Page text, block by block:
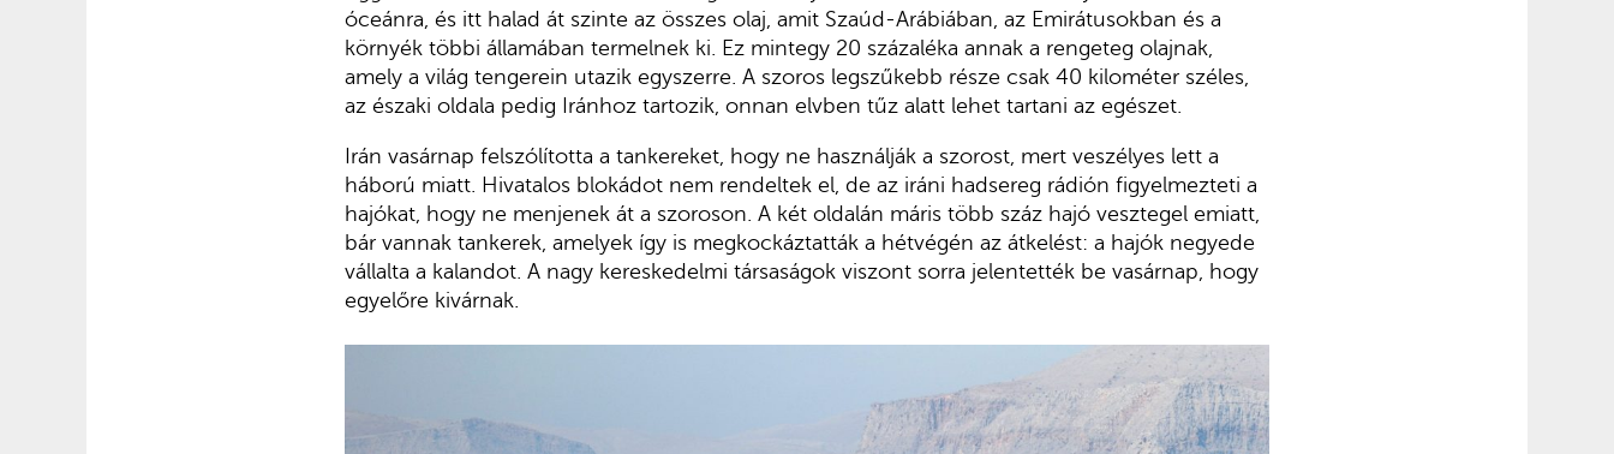
óceánra, és itt halad át szinte az összes olaj, amit Szaúd-Arábiában, az Emirátusokban és a
környék többi államában termelnek ki. Ez mintegy 20 százaléka annak a rengeteg olajnak,
amely a világ tengerein utazik egyszerre. A szoros legszűkebb része csak 40 kilométer széles,
az északi oldala pedig Iránhoz tartozik, onnan elvben tűz alatt lehet tartani az egészet.
Irán vasárnap felszólította a tankereket, hogy ne használják a szorost, mert veszélyes lett a
háború miatt. Hivatalos blokádot nem rendeltek el, de az iráni hadsereg rádión figyelmezteti a
hajókat, hogy ne menjenek át a szoroson. A két oldalán máris több száz hajó vesztegel emiatt,
bár vannak tankerek, amelyek így is megkockáztatták a hétvégén az átkelést: a hajók negyede
vállalta a kalandot. A nagy kereskedelmi társaságok viszont sorra jelentették be vasárnap, hogy
egyelőre kivárnak.